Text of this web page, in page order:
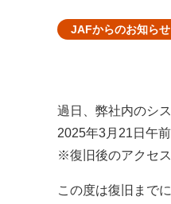
JAFからのお知らせ
過日、弊社内のシ
2025年3月21日午
※復旧後のアクセ
この度は復旧まで